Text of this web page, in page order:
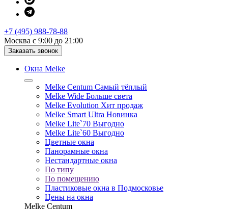
+7 (495) 988-78-88
Москва с 9:00 до 21:00
Заказать звонок
Окна Melke
Melke Centum Самый тёплый
Melke Wide Больше света
Melke Evolution Хит продаж
Melke Smart Ultra Новинка
Melke Lite`70 Выгодно
Melke Lite`60 Выгодно
Цветные окна
Панорамные окна
Нестандартные окна
По типу
По помещению
Пластиковые окна в Подмосковье
Цены на окна
Melke Centum